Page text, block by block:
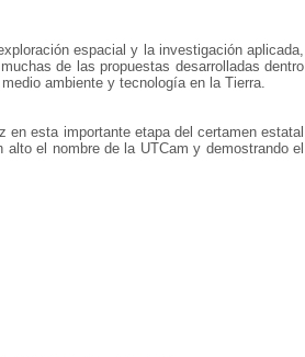
espacial y la investigación aplicada,
de las propuestas desarrolladas dentro
ambiente y tecnología en la Tierra.
en esta importante etapa del certamen estatal
el nombre de la UTCam y demostrando el